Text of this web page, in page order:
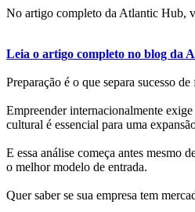
No artigo completo da Atlantic Hub,
Leia o artigo completo no blog da
Preparação é o que separa sucesso de
Empreender internacionalmente
cultural é essencial para uma
E essa análise começa antes mesmo
o melhor modelo de entrada.
Quer saber se sua empresa tem